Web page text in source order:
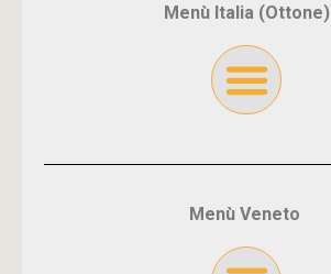
Menù Italia (Ottone)
Menù Veneto